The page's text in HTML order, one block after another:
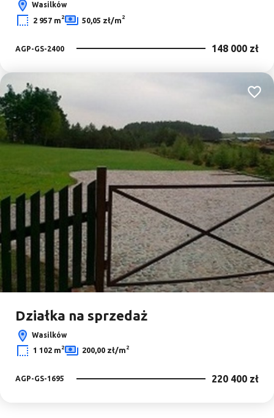
Wasilków
2 957 m2 50,05 zł/m2
AGP-GS-2400 148 000 zł
Działka na sprzedaż
Wasilków
1 102 m2 200,00 zł/m2
AGP-GS-1695 220 400 zł